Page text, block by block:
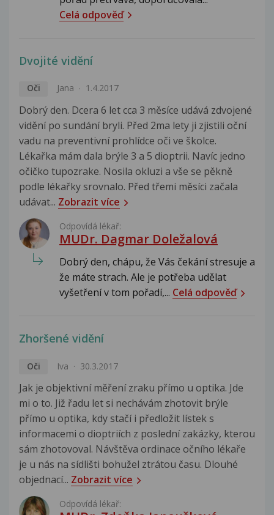
Celá odpověď
Dvojité vidění
Oči Jana 1.4.2017
Dobrý den. Dcera 6 let cca 3 měsíce udává zdvojené
vidění po sundání bryli. Před 2ma lety ji zjistili oční
vadu na preventivní prohlídce oči ve školce.
Lékařka mám dala brýle 3 a 5 dioptrii. Navíc jedno
očičko tupozrake. Nosila okluzi a vše se pěkně
podle lékařky srovnalo. Před třemi měsíci začala
udávat... Zobrazit více
Odpovídá lékař:
MUDr. Dagmar Doležalová
Dobrý den, chápu, že Vás čekání stresuje a
že máte strach. Ale je potřeba udělat
vyšetření v tom pořadí,... Celá odpověď
Zhoršené vidění
Oči Iva 30.3.2017
Jak je objektivní měření zraku přímo u optika. Jde
mi o to. Již řadu let si nechávám zhotovit brýle
přímo u optika, kdy stačí i předložit lístek s
informacemi o dioptriích z poslední zakázky, kterou
sám zhotovoval. Návštěva ordinace očního lékaře
je u nás na sídlišti bohužel ztrátou času. Dlouhé
objednací... Zobrazit více
Odpovídá lékař: